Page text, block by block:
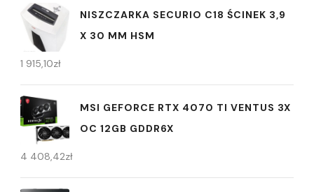
NISZCZARKA SECURIO C18 ŚCINEK 3,9
X 30 MM HSM
1 915,10zł
MSI GEFORCE RTX 4070 TI VENTUS 3X
OC 12GB GDDR6X
4 408,42zł